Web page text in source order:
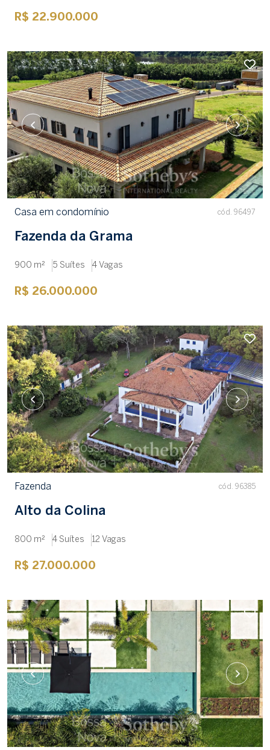
R$ 22.900.000
Casa em condomínio cód. 96497
Fazenda da Grama
900 m² 5 Suítes 4 Vagas
R$ 26.000.000
Fazenda cód. 96385
Alto da Colina
800 m² 4 Suítes 12 Vagas
R$ 27.000.000